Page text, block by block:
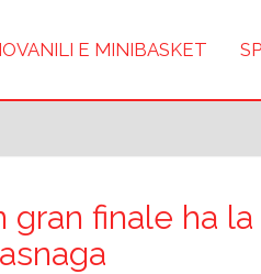
E MINIBASKET
gran finale ha